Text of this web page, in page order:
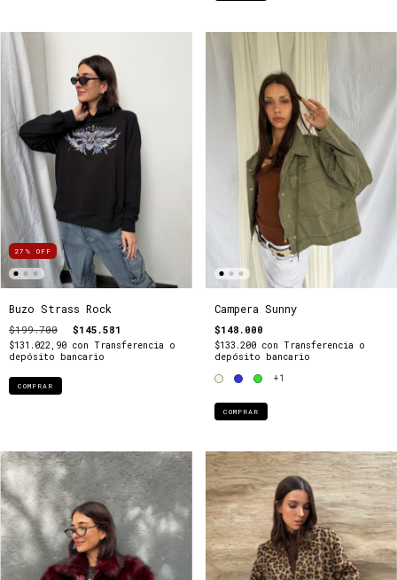
27 % OFF
Buzo Strass Rock
$199.700 $145.581
$131.022,90 con Transferencia o
depósito bancario
COMPRAR
Campera Sunny
$148.000
$133.200 con Transferencia o
depósito bancario
+1
COMPRAR